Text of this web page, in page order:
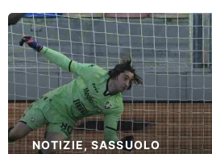
NOTIZIE,SASSUOLO